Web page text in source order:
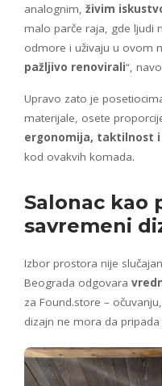
analognim, živim
malo parče raja, gde ljudi
odmore i uživaju u ovom
pažljivo renovirali“,
Upravo zato je
materijale, osete
ergonomija, taktilnost i
kod ovakvih komada.
Salonac kao
savremeni
Izbor prostora nije
Beograda odgovara
za Found.store –
dizajn ne mora da